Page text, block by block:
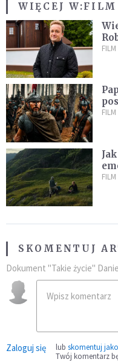
WIĘCEJ W:FILM
FILM
FILM
FILM
SKOMENTUJ
Dokument "Takie życie"
Zaloguj się lub skomentuj
Twój komentarz